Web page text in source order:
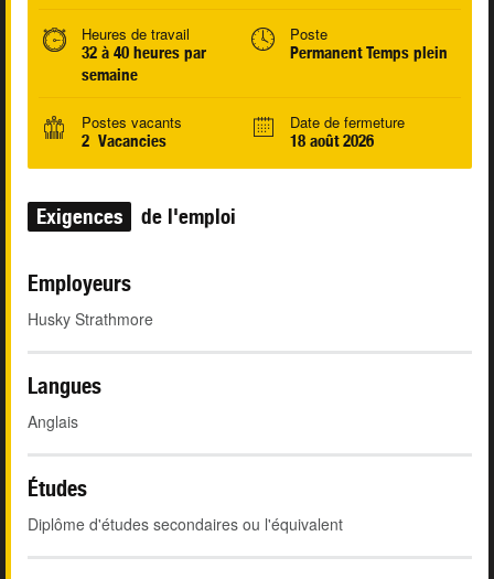
Heures de travail
32 à 40 heures par
semaine
Poste
Permanent Temps plein
Postes vacants
2 Vacancies
Date de fermeture
18 août 2026
Exigences de l'emploi
Employeurs
Husky Strathmore
Langues
Anglais
Études
Diplôme d'études secondaires ou l'équivalent